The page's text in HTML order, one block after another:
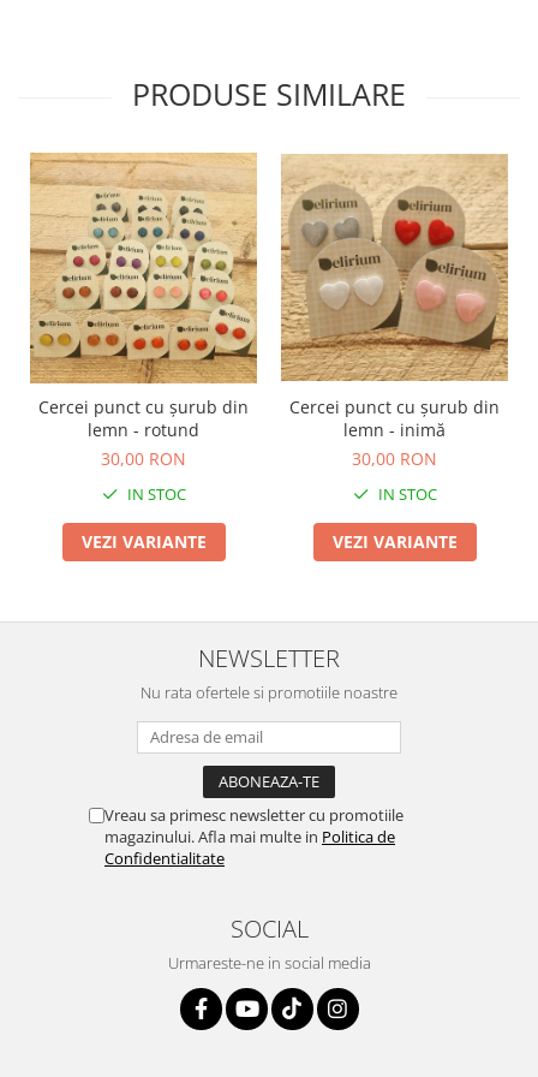
PRODUSE SIMILARE
Cercei punct cu șurub din
lemn - rotund
30,00 RON
IN STOC
VEZI VARIANTE
Cercei punct cu șurub din
lemn - inimă
30,00 RON
IN STOC
VEZI VARIANTE
NEWSLETTER
Nu rata ofertele si promotiile noastre
Vreau sa primesc newsletter cu promotiile
magazinului. Afla mai multe in Politica de
Confidentialitate
SOCIAL
Urmareste-ne in social media